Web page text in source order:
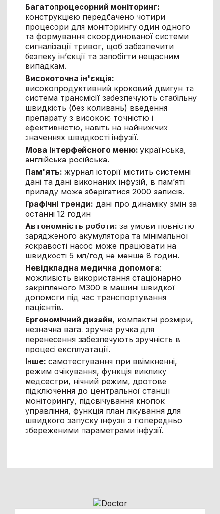
Багатопроцесорний моніторинг:
конструкцією передбачено чотири
процесори для моніторингу один одного
та формування скоординованої системи
сигналізації тривог, щоб забезпечити
безпеку ін’єкції та запобігти нещасним
випадкам.
Високоточна ін'єкція:
високопродуктивний кроковий двигун та
система трансмісії забезпечують стабільну
швидкість (без коливань) введення
препарату з високою точністю і
ефективністю, навіть на найнижчих
значеннях швидкості інфузії.
Мова інтерфейсного меню: українська,
англійська російська.
Пам'ять: журнал історії містить системні
дані та дані виконаних інфузій, в пам’яті
приладу може зберігатися 2000 записів.
Графічні тренди: дані про динаміку змін за
останні 12 годин
Автономність роботи: за умови повністю
зарядженого акумулятора та мінімальної
яскравості насос може працювати на
швидкості 5 мл/год не менше 8 годин.
Невідкладна медична допомога:
можливість використання стаціонарно
закріпленого М300 в машині швидкої
допомоги під час транспортування
пацієнтів.
Ергономічний дизайн, компактні розміри,
незначна вага, зручна ручка для
перенесення забезпечують зручність в
процесі експлуатації.
Інше: самотестування при ввімкненні,
режим очікування, функція виклику
медсестри, нічний режим, дротове
підключення до центральної станції
моніторингу, підсвічування кнопок
управління, функція план лікування для
швидкого запуску інфузії з попередньо
збереженими параметрами інфузії.